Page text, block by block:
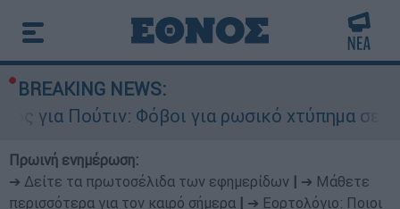
BREAKING NEWS:
για Πούτιν: Φόβοι για ρωσικό χτύπημα σε
Πρωινή ενημέρωση:
➔ Δείτε τα πρωτοσέλιδα των εφημερίδων
➔ Μάθετε
περισσότερα για τον καιρό σήμερα
➔ Εορτολόγιο: Ποιοι